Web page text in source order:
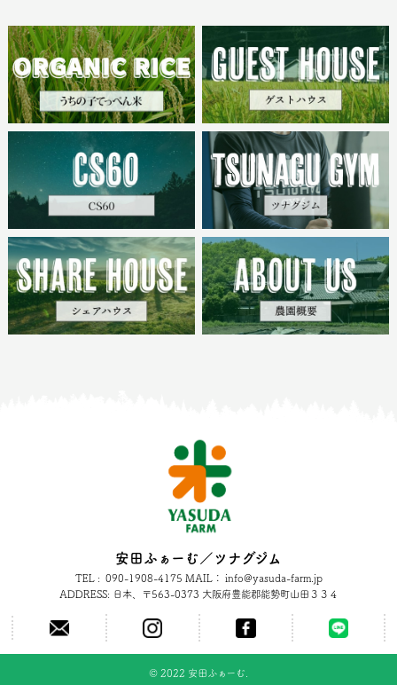
安田ふぁーむ／ツナグジム
TEL : 090-1908-4175 MAIL： info@yasuda-farm.jp
ADDRESS: 日本、〒563-0373 大阪府豊能郡能勢町山田３３４
©︎ 2022 安田ふぁーむ.